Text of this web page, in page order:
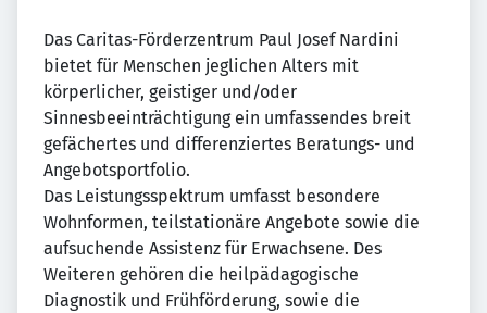
Das Caritas-Förderzentrum Paul Josef Nardini
bietet für Menschen jeglichen Alters mit
körperlicher, geistiger und/oder
Sinnesbeeinträchtigung ein umfassendes breit
gefächertes und differenziertes Beratungs- und
Angebotsportfolio.
Das Leistungsspektrum umfasst besondere
Wohnformen, teilstationäre Angebote sowie die
aufsuchende Assistenz für Erwachsene. Des
Weiteren gehören die heilpädagogische
Diagnostik und Frühförderung, sowie die